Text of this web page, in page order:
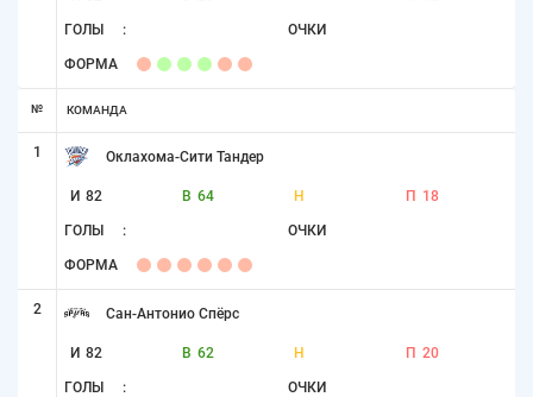
ГОЛЫ : ОЧКИ
ФОРМА
№ КОМАНДА
1 Оклахома-Сити Тандер
И 82 В 64 Н П 18
ГОЛЫ : ОЧКИ
ФОРМА
2 Сан-Антонио Спёрс
И 82 В 62 Н П 20
ГОЛЫ : ОЧКИ